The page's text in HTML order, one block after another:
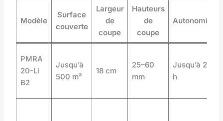
Modèle
Surface
couverte
Largeur
de
coupe
Hauteurs
de
coupe
Autonomie
PMRA
20-Li
B2
Jusqu’à
500 m²
18 cm
25–60
mm
Jusqu’à 2
h